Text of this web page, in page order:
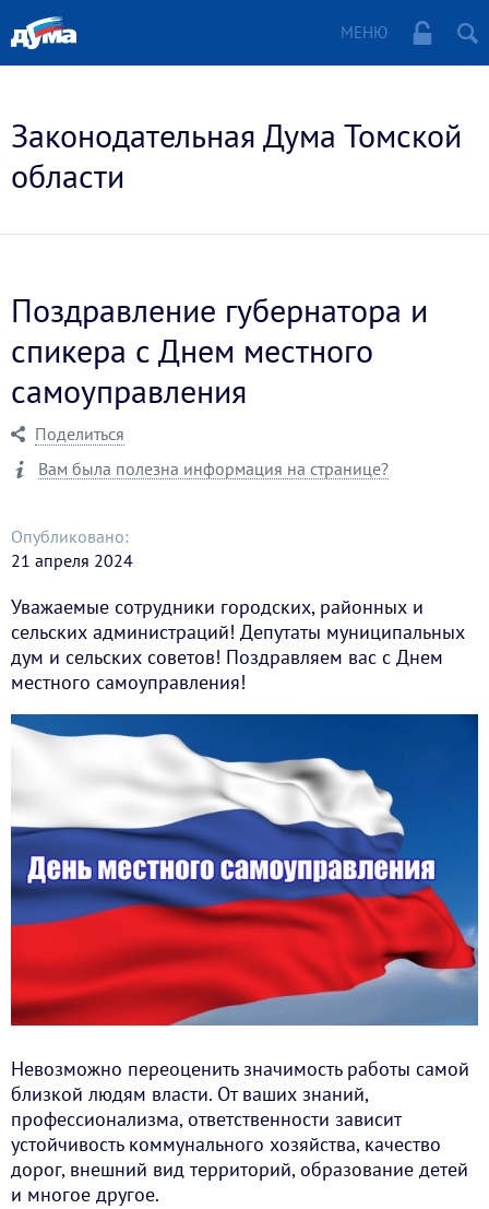
МЕНЮ
Законодательная Дума Томской
области
Поздравление губернатора и
спикера с Днем местного
самоуправления
Поделиться
Вам была полезна информация на странице?
Опубликовано:
21 апреля 2024
Уважаемые сотрудники городских, районных и
сельских администраций! Депутаты муниципальных
дум и сельских советов! Поздравляем вас с Днем
местного самоуправления!
Невозможно переоценить значимость работы самой
близкой людям власти. От ваших знаний,
профессионализма, ответственности зависит
устойчивость коммунального хозяйства, качество
дорог, внешний вид территорий, образование детей
и многое другое.